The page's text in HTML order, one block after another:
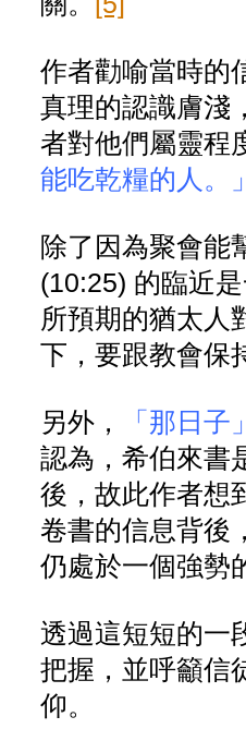
作者勸喻當時的
真理的認識膚淺
者對他們屬靈程
能吃乾糧的人。
除了因為聚會能
(10:25) 的臨近
所預期的猶太人
下，要跟教會保
另外，
「那日子
認為，希伯來書
後，故此作者想
卷書的信息背後
仍處於一個強勢
透過這短短的一
把握，並呼籲信
仰。